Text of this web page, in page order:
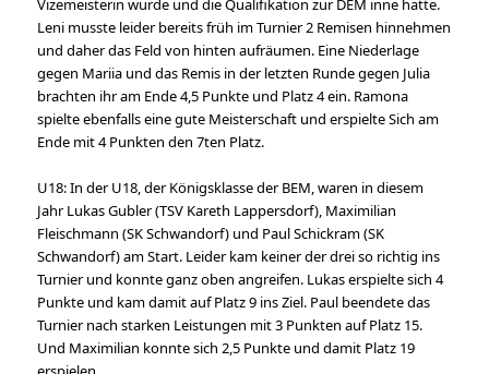
Vizemeisterin wurde und die Qualifikation zur DEM inne hatte.
Leni musste leider bereits früh im Turnier 2 Remisen hinnehmen
und daher das Feld von hinten aufräumen. Eine Niederlage
gegen Mariia und das Remis in der letzten Runde gegen Julia
brachten ihr am Ende 4,5 Punkte und Platz 4 ein. Ramona
spielte ebenfalls eine gute Meisterschaft und erspielte Sich am
Ende mit 4 Punkten den 7ten Platz.
U18: In der U18, der Königsklasse der BEM, waren in diesem
Jahr Lukas Gubler (TSV Kareth Lappersdorf), Maximilian
Fleischmann (SK Schwandorf) und Paul Schickram (SK
Schwandorf) am Start. Leider kam keiner der drei so richtig ins
Turnier und konnte ganz oben angreifen. Lukas erspielte sich 4
Punkte und kam damit auf Platz 9 ins Ziel. Paul beendete das
Turnier nach starken Leistungen mit 3 Punkten auf Platz 15.
Und Maximilian konnte sich 2,5 Punkte und damit Platz 19